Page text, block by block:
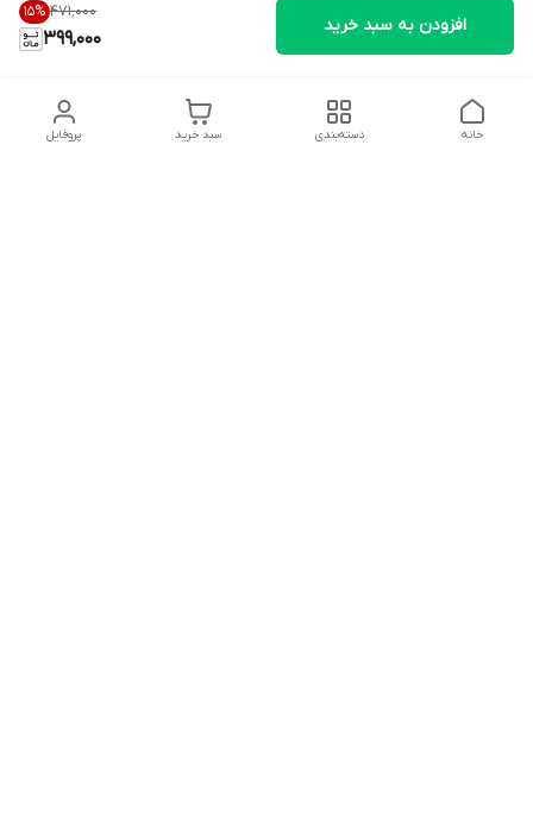
۴۷۱٬۰۰۰ 15%
399,000
افزودن به سبد خرید
پروفایل سبد خرید دسته‌بندی خانه